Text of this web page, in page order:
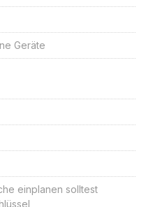
Geräte
einplanen solltest